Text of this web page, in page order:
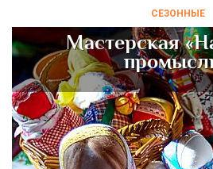
СЕЗОННЫЕ
Мастерская